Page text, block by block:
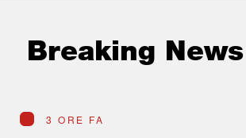
Breaking News
3 ORE FA